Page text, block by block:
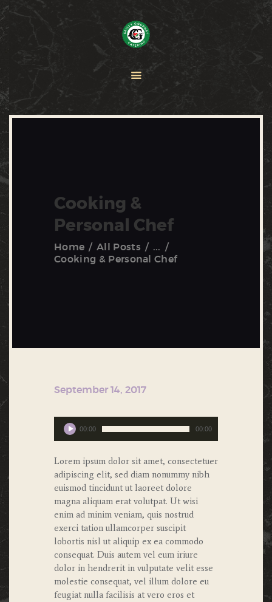
Cooking &
Personal Chef
Home All Posts
...
Cooking & Personal Chef
PAELLA
CATERING
September 14, 2017
Audio
Player
00:00 00:00
Lorem ipsum dolor sit amet, consectetuer
adipiscing elit, sed diam nonummy nibh
euismod tincidunt ut laoreet dolore
magna aliquam erat volutpat. Ut wisi
enim ad minim veniam, quis nostrud
exerci tation ullamcorper suscipit
lobortis nisl ut aliquip ex ea commodo
consequat. Duis autem vel eum iriure
dolor in hendrerit in vulputate velit esse
molestie consequat, vel illum dolore eu
feugiat nulla facilisis at vero eros et